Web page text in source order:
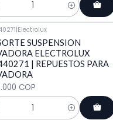
|Electrolux
SUSPENSION
ELECTROLUX
| REPUESTOS PARA
COP